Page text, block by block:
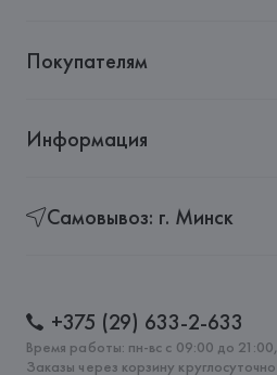
Покупателям
Информация
Самовывоз: г. Минск
+375 (29) 633-2-633
Время работы: пн-вс с 09:00 до 21:00,
Заказы через корзину круглосуточно